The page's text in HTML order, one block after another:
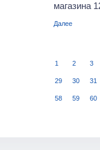
магазина
Далее
1 2 3
29 30 31
58 59 60